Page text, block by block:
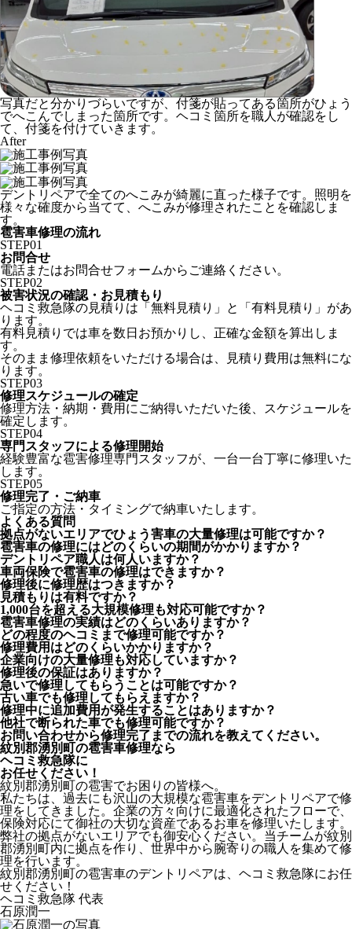
写真だと分かりづらいですが、付箋が貼ってある箇所がひょう
でへこんでしまった箇所です。ヘコミ箇所を職人が確認をし
て、付箋を付けていきます。
After
デントリペアで全てのへこみが綺麗に直った様子です。照明を
様々な確度から当てて、へこみが修理されたことを確認しま
す。
雹害車修理の流れ
STEP01
お問合せ
電話またはお問合せフォームからご連絡ください。
STEP02
被害状況の確認・お見積もり
ヘコミ救急隊の見積りは「無料見積り」と「有料見積り」があ
ります。
有料見積りでは車を数日お預かりし、正確な金額を算出しま
す。
そのまま修理依頼をいただける場合は、見積り費用は無料にな
ります。
STEP03
修理スケジュールの確定
修理方法・納期・費用にご納得いただいた後、スケジュールを
確定します。
STEP04
専門スタッフによる修理開始
経験豊富な雹害修理専門スタッフが、一台一台丁寧に修理いた
します。
STEP05
修理完了・ご納車
ご指定の方法・タイミングで納車いたします。
よくある質問
拠点がないエリアでひょう害車の大量修理は可能ですか？
雹害車の修理にはどのくらいの期間がかかりますか？
デントリペア職人は何人いますか？
車両保険で雹害車の修理はできますか？
修理後に修理歴はつきますか？
見積もりは有料ですか？
1,000台を超える大規模修理も対応可能ですか？
雹害車修理の実績はどのくらいありますか？
どの程度のヘコミまで修理可能ですか？
修理費用はどのくらいかかりますか？
企業向けの大量修理も対応していますか？
修理後の保証はありますか？
急いで修理してもらうことは可能ですか？
古い車でも修理してもらえますか？
修理中に追加費用が発生することはありますか？
他社で断られた車でも修理可能ですか？
お問い合わせから修理完了までの流れを教えてください。
紋別郡湧別町の雹害車修理なら
ヘコミ救急隊に
お任せください！
紋別郡湧別町の雹害でお困りの皆様へ。
私たちは、過去にも沢山の大規模な雹害車をデントリペアで修
理をしてきました。企業の方々向けに最適化されたフローで、
保険対応にて御社の大切な資産であるお車を修理いたします。
弊社の拠点がないエリアでも御安心ください。当チームが紋別
郡湧別町内に拠点を作り、世界中から腕寄りの職人を集めて修
理を行います。
紋別郡湧別町の雹害車のデントリペアは、ヘコミ救急隊にお任
せください！
ヘコミ救急隊 代表
石原潤一